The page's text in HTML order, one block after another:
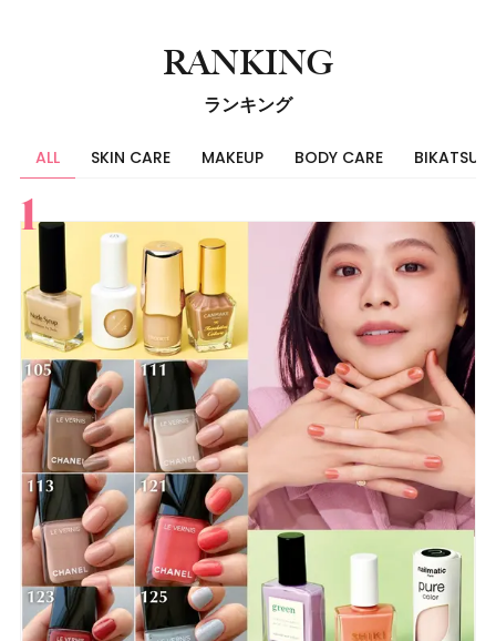
RANKING
ランキング
ALL SKIN CARE MAKEUP BODY CARE BIKATSU
すべて
スキンケア
メイク
ボディケア
美活
ヘア
ライフスタイル
ビューティーズ